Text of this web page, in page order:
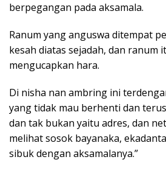
berpegangan pada aksamala.
Ranum yang anguswa ditempat
kesah diatas sejadah, dan ranum
mengucapkan hara.
Di nisha nan ambring ini
yang tidak mau berhenti dan
dan tak bukan yaitu adres, dan
melihat sosok bayanaka,
sibuk dengan aksamalanya.”